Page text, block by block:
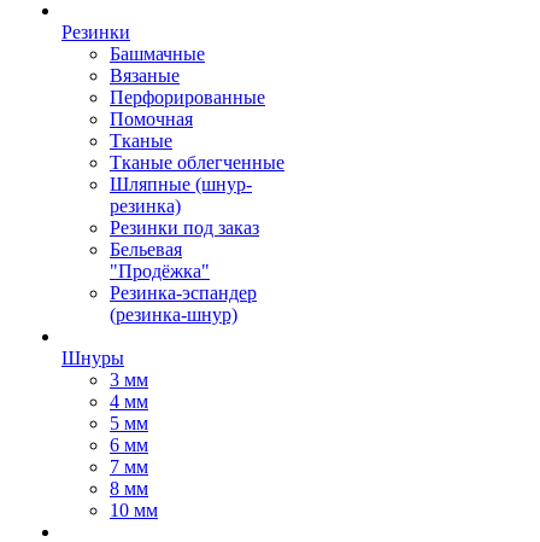
Резинки
Башмачные
Вязаные
Перфорированные
Помочная
Тканые
Тканые облегченные
Шляпные (шнур-
резинка)
Резинки под заказ
Бельевая
"Продёжка"
Резинка-эспандер
(резинка-шнур)
Шнуры
3 мм
4 мм
5 мм
6 мм
7 мм
8 мм
10 мм